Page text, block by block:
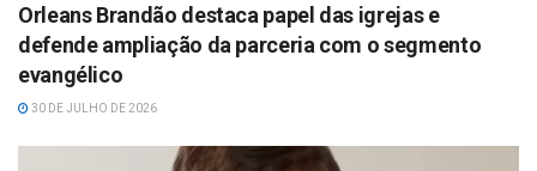
Orleans Brandão destaca papel das igrejas e
defende ampliação da parceria com o segmento
evangélico
30 DE JULHO DE 2026